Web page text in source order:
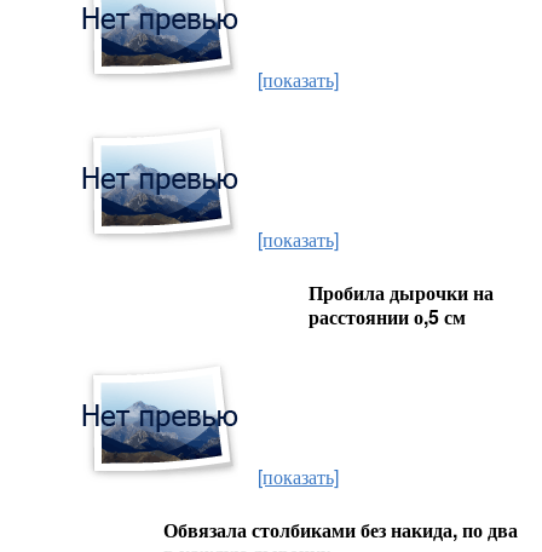
[показать]
[показать]
Пробила дырочки на
расстоянии о,5 см
[показать]
Обвязала столбиками без накида, по два